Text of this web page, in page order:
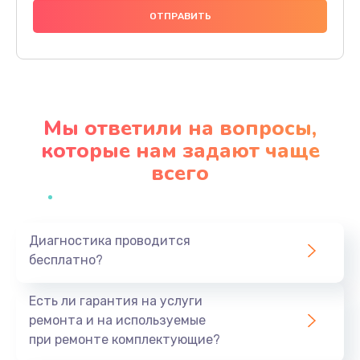
740 руб.
Заказать
Замена мультиконтроллера
Заказать
Мы ответили на вопросы,
которые нам задают чаще
всего
Диагностика проводится
бесплатно?
Есть ли гарантия на услуги
ремонта и на используемые
при ремонте комплектующие?